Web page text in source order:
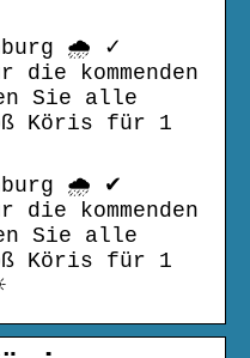
🌧️ ✓
kommenden
Sie alle
Köris für 1
🌧️ ✔
kommenden
Sie alle
Köris für 1